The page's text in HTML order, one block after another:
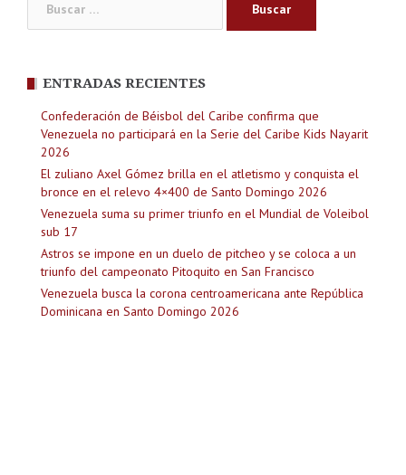
entradas
ENTRADAS RECIENTES
Confederación de Béisbol del Caribe confirma que
Venezuela no participará en la Serie del Caribe Kids Nayarit
2026
El zuliano Axel Gómez brilla en el atletismo y conquista el
bronce en el relevo 4×400 de Santo Domingo 2026
Venezuela suma su primer triunfo en el Mundial de Voleibol
sub 17
Astros se impone en un duelo de pitcheo y se coloca a un
triunfo del campeonato Pitoquito en San Francisco
Venezuela busca la corona centroamericana ante República
Dominicana en Santo Domingo 2026